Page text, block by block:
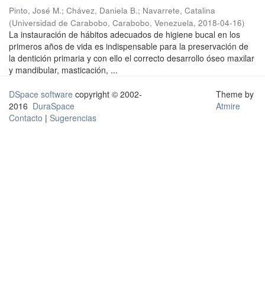
Pinto, José M.; Chávez, Daniela B.; Navarrete, Catalina
(Universidad de Carabobo, Carabobo, Venezuela, 2018-04-16)
La instauración de hábitos adecuados de higiene bucal en los
primeros años de vida es indispensable para la preservación de
la dentición primaria y con ello el correcto desarrollo óseo maxilar
y mandibular, masticación, ...
DSpace software copyright © 2002-
2016 DuraSpace
Contacto | Sugerencias
Theme by
Atmire